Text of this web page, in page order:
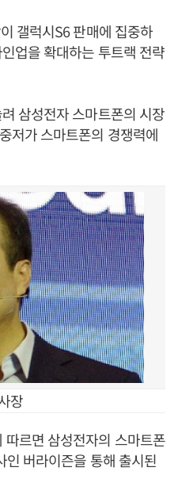
갤럭시S6 판매에 집중하
업을 확대하는 투트랙 전략
삼성전자 스마트폰의 시장
저가 스마트폰의 경쟁력에
장
르면 삼성전자의 스마트폰
인 버라이즌을 통해 출시된